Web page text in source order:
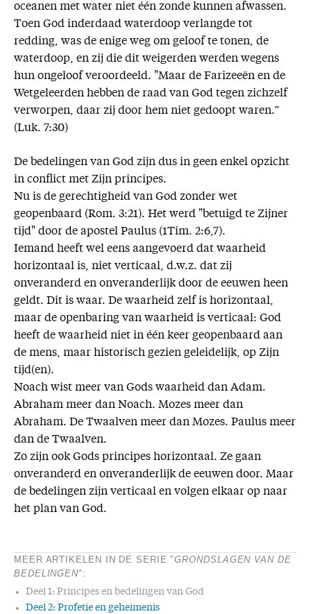
oceanen met water niet één zonde kunnen afwassen.
Toen God inderdaad waterdoop verlangde tot
redding, was de enige weg om geloof te tonen, de
waterdoop, en zij die dit weigerden werden wegens
hun ongeloof veroordeeld. "Maar de Farizeeën en de
Wetgeleerden hebben de raad van God tegen zichzelf
verworpen, daar zij door hem niet gedoopt waren.”
(Luk. 7:30)
De bedelingen van God zijn dus in geen enkel opzicht
in conflict met Zijn principes.
Nu is de gerechtigheid van God zonder wet
geopenbaard (Rom. 3:21). Het werd "betuigd te Zijner
tijd" door de apostel Paulus (1Tim. 2:6,7).
Iemand heeft wel eens aangevoerd dat waarheid
horizontaal is, niet verticaal, d.w.z. dat zij
onveranderd en onveranderlijk door de eeuwen heen
geldt. Dit is waar. De waarheid zelf is horizontaal,
maar de openbaring van waarheid is verticaal: God
heeft de waarheid niet in één keer geopenbaard aan
de mens, maar historisch gezien geleidelijk, op Zijn
tijd(en).
Noach wist meer van Gods waarheid dan Adam.
Abraham meer dan Noach. Mozes meer dan
Abraham. De Twaalven meer dan Mozes. Paulus meer
dan de Twaalven.
Zo zijn ook Gods principes horizontaal. Ze gaan
onveranderd en onveranderlijk de eeuwen door. Maar
de bedelingen zijn verticaal en volgen elkaar op naar
het plan van God.
MEER ARTIKELEN IN DE SERIE "GRONDSLAGEN VAN DE
BEDELINGEN":
Deel 1: Principes en bedelingen van God
Deel 2: Profetie en geheimenis